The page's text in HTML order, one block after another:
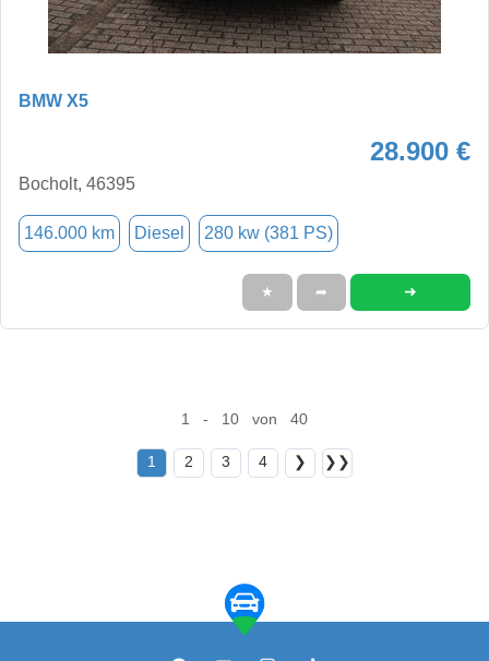
BMW X5
28.900 €
Bocholt, 46395
146.000 km Diesel 280 kw (381 PS)
★ ➦ ➜
1 - 10 von 40
1 2 3 4 ❯ ❯❯